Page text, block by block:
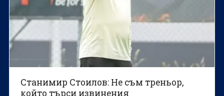
Станимир Стоилов: Не съм треньор,
който търси извинения